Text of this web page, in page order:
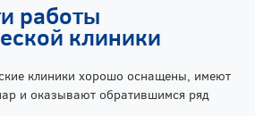
работы
клиники
клиники хорошо оснащены, имеют
и оказывают обратившимся ряд